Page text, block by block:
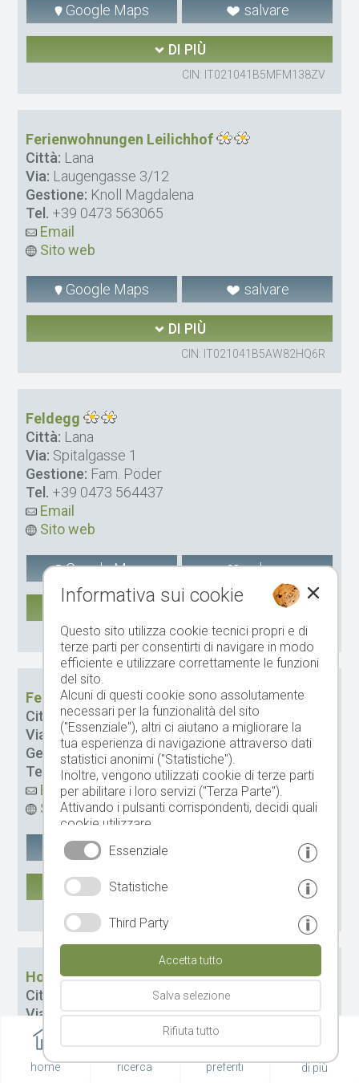
Google Maps salvare
DI PIÙ
CIN: IT021041B5MFM138ZV
Ferienwohnungen Leilichhof
Città: Lana
Via: Laugengasse 3/12
Gestione: Knoll Magdalena
Tel. +39 0473 563065
Email
Sito web
Google Maps salvare
DI PIÙ
CIN: IT021041B5AW82HQ6R
Feldegg
Città: Lana
Via: Spitalgasse 1
Gestione: Fam. Pöder
Tel. +39 0473 564437
Email
Sito web
Google Maps salvare
CIN: IT021041B5RUQQTFZV
Ferienwohnungen Ansitz Helmsdorf
Città:Lana
Via:
Völlaner Weg 18
Gestione:Santer Anton Sebastian
Tel.
+39 0473 561283
Email
Sito web
Google Maps
DI PIÙ
Hotel Schwarzschmied
Città:
Via:
Gestione:
Fam. Dissertori
Tel.
Email
home ricerca preferiti di più
Informativa sui cookie
Questo sito utilizza cookie tecnici propri e di
terze parti per consentirti di navigare in modo
efficiente e utilizzare correttamente le funzioni
del sito.
Alcuni di questi cookie sono assolutamente
necessari per la funzionalità del sito
("Essenziale"), altri ci aiutano a migliorare la
tua esperienza di navigazione attraverso dati
statistici anonimi ("Statistiche").
Inoltre, vengono utilizzati cookie di terze parti
per abilitare i loro servizi ("Terza Parte").
Attivando i pulsanti corrispondenti, decidi quali
cookie utilizzare.
Cliccando su "Accetta tutto", "Salva selezione"
o "Rifiuta selezione", dichiari di consentire l'uso
Il tuo consenso Puoi revocarlo in qualsiasi
Essenziale
Statistiche
Third Party
Accetta tutto
Salva selezione
Rifiuta tutto